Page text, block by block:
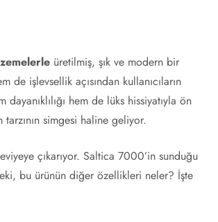
üretilmiş, şık ve modern bir
işlevsellik açısından kullanıcıların
dayanıklılığı hem de lüks hissiyatıyla ön
simgesi haline geliyor.
çıkarıyor. Saltica 7000’in sunduğu
bu ürünün diğer özellikleri neler? İşte